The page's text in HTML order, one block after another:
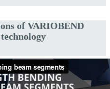
of VARIOBEND